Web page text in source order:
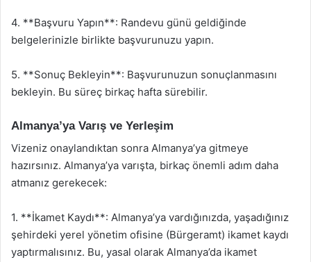
4. **Başvuru Yapın**: Randevu günü geldiğinde
belgelerinizle birlikte başvurunuzu yapın.
5. **Sonuç Bekleyin**: Başvurunuzun sonuçlanmasını
bekleyin. Bu süreç birkaç hafta sürebilir.
Almanya’ya Varış ve Yerleşim
Vizeniz onaylandıktan sonra Almanya’ya gitmeye
hazırsınız. Almanya’ya varışta, birkaç önemli adım daha
atmanız gerekecek:
1. **İkamet Kaydı**: Almanya’ya vardığınızda, yaşadığınız
şehirdeki yerel yönetim ofisine (Bürgeramt) ikamet kaydı
yaptırmalısınız. Bu, yasal olarak Almanya’da ikamet